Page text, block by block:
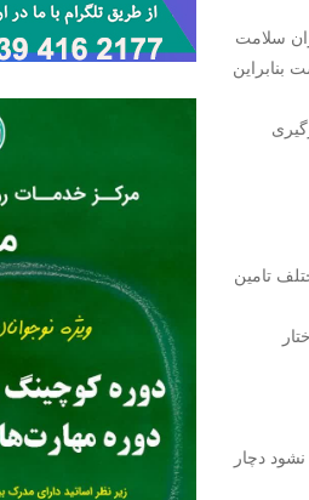
سلامت
بنابراین
تامین
دچار